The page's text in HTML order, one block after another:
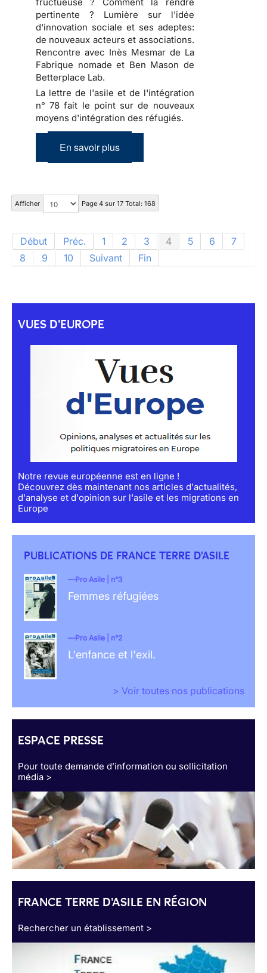
pertinente ? Lumière sur l'idée
d'innovation sociale et ses adeptes:
de nouveaux acteurs et associations.
Rencontre avec Inès Mesmar de La
Fabrique nomade et Ben Mason de
Betterplace Lab.
La lettre de l'asile et de l'intégration
n° 78 fait le point sur de nouveaux
moyens d'intégration des réfugiés.
En savoir plus
Afficher Page 4 sur 17 Total: 168
Début Préc. 1 2 3 4 5 6
7
8
9 10 Suivant Fin
VUES D'EUROPE
Notre revue européenne est en ligne !
Découvrez dès maintenant nos articles d'actualités,
d'analyse et d'opinion sur l'asile et les migrations en
Europe
PUBLICATIONS DE FRANCE TERRE D'ASILE
Pro Asile | n°3
Femmes réfugiées
Pro Asile | n°2
L'enfance et l'exil.
> Voir toutes nos publications
ESPACE PRESSE
Pour toute demande d’information ou sollicitation
média >
FRANCE TERRE D'ASILE EN RÉGION
Rechercher un établissement >